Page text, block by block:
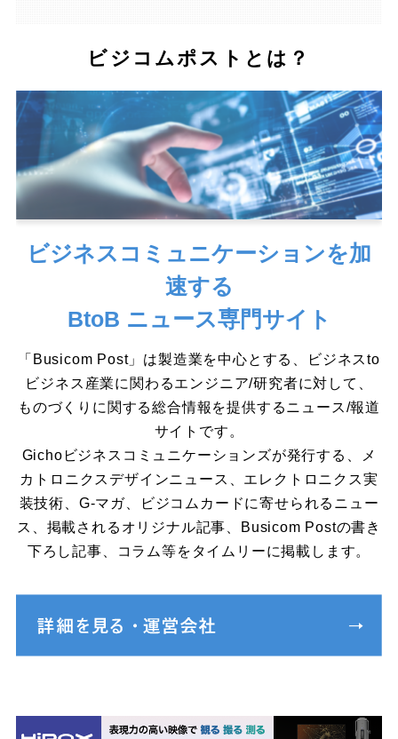
ビジコムポストとは？
ビジネスコミュニケーションを加
速する
BtoB ニュース専門サイト
「Busicom Post」は製造業を中心とする、ビジネスto
ビジネス産業に関わるエンジニア/研究者に対して、
ものづくりに関する総合情報を提供するニュース/報道
サイトです。
Gichoビジネスコミュニケーションズが発行する、メ
カトロニクスデザインニュース、エレクトロニクス実
装技術、G-マガ、ビジコムカードに寄せられるニュー
ス、掲載されるオリジナル記事、Busicom Postの書き
下ろし記事、コラム等をタイムリーに掲載します。